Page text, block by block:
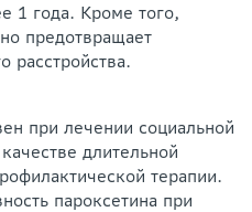
1 года. Кроме того,
предотвращает
расстройства.
при лечении социальной
длительной
терапии.
пароксетина при